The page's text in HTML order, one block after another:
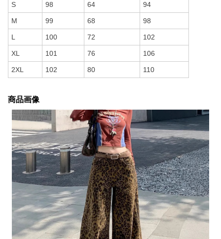
S 98 64 94
M 99 68 98
L 100 72 102
XL 101 76 106
2XL 102 80 110
商品画像